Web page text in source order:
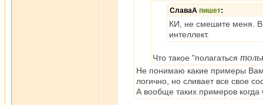
СлаваА пишет:
КИ, не смешите меня. В
интеллект.
Что такое "полагаться
Не понимаю какие примеры Вам
логично, но сливает все свое
А вообще таких примеров когда